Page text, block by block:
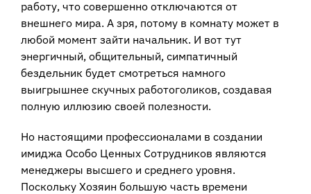
работу, что совершенно отключаются от
внешнего мира. А зря, потому в комнату может в
любой момент зайти начальник. И вот тут
энергичный, общительный, симпатичный
бездельник будет смотреться намного
выигрышнее скучных работоголиков, создавая
полную иллюзию своей полезности.
Но настоящими профессионалами в создании
имиджа Особо Ценных Сотрудников являются
менеджеры высшего и среднего уровня.
Поскольку Хозяин большую часть времени